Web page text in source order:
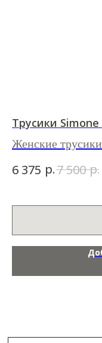
Трусики Simone
Женские
6 375 р.7 500 р.